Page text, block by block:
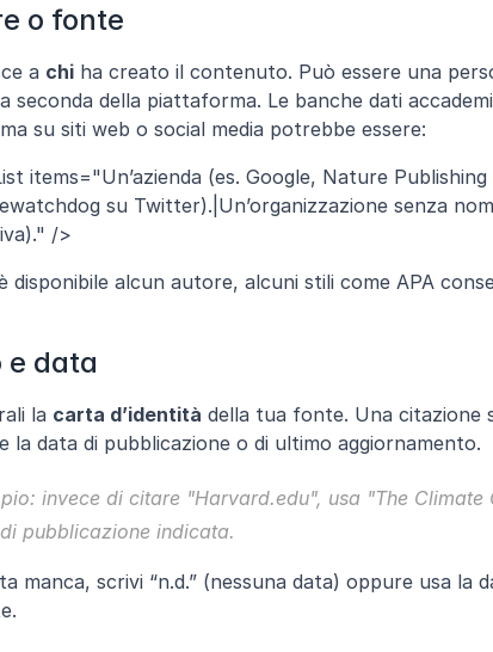
o fonte
a chi ha creato il contenuto. Può essere una
seconda della piattaforma. Le banche dati
su siti web o social media potrebbe essere:
items="Un’azienda (es. Google, Nature
su Twitter).|Un’organizzazione senza
/>
disponibile alcun autore, alcuni stili come APA
e data
la carta d’identità della tua fonte. Una citazione
la data di pubblicazione o di ultimo aggiornamento.
invece di citare "Harvard.edu", usa "The Climate
pubblicazione indicata.
manca, scrivi “n.d.” (nessuna data) oppure usa la